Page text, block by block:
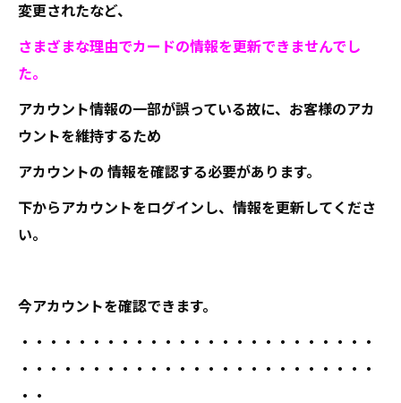
変更されたなど、
さまざまな理由でカードの情報を更新できませんでし
た。
アカウント情報の一部が誤っている故に、お客様のアカ
ウントを維持するため
アカウントの 情報を確認する必要があります。
下からアカウントをログインし、情報を更新してくださ
い。
今アカウントを確認できます。
・・・・・・・・・・・・・・・・・・・・・・・・・
・・・・・・・・・・・・・・・・・・・・・・・・・
・・